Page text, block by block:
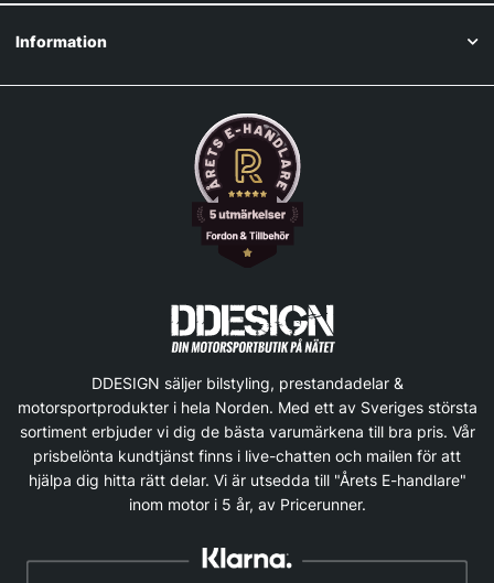
Information
DDESIGN säljer bilstyling, prestandadelar &
motorsportprodukter i hela Norden. Med ett av Sveriges största
sortiment erbjuder vi dig de bästa varumärkena till bra pris. Vår
prisbelönta kundtjänst finns i live-chatten och mailen för att
hjälpa dig hitta rätt delar. Vi är utsedda till "Årets E-handlare"
inom motor i 5 år, av Pricerunner.